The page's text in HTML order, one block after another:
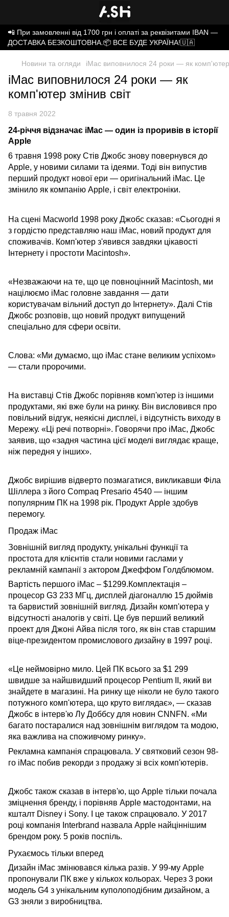
📲 При замовленні від 1700 грн і оплаті за реквізитами IBAN —
ДОСТАВКА БЕЗКОШТОВНА.📦 ВСЕ БУДЕ УКРАЇНА!🇺🇦
Новини та огляди iMac виповнилося 24 роки — як комп'ютер
iMac виповнилося 24 роки — як
комп'ютер змінив світ
8 травня 2022
24-річчя відзначає iMac — один із проривів в історії
Apple
6 травня 1998 року Стів Джобс знову повернувся до
Apple, у новими силами та ідеями. Тоді він випустив
перший продукт нової ери — оригінальний iMac. Це
змінило як компанію Apple, і світ електроніки.
На сцені Macworld 1998 року Джобс сказав: «Сьогодні я
з гордістю представляю наш iMac, новий продукт для
споживачів. Комп'ютер з'явився завдяки цікавості
Інтернету і простоти Macintosh».
«Незважаючи на те, що це повноцінний Macintosh, ми
націлюємо iMac головне завдання — дати
користувачам вільний доступ до Інтернету». Далі Стів
Джобс розповів, що новий продукт випущений
спеціально для сфери освіти.
Слова: «Ми думаємо, що iMac стане великим успіхом»
— стали пророчими.
На виставці Стів Джобс порівняв комп'ютер із іншими
продуктами, які вже були на ринку. Він висловився про
повільний відгук, неякісні дисплеї, і відсутність виходу в
Мережу. «Ці речі потворні». Говорячи про iMac, Джобс
заявив, що «задня частина цієї моделі виглядає краще,
ніж передня у інших».
Джобс вирішив відверто позмагатися, викликавши Філа
Шіллера з його Compaq Presario 4540 — іншим
популярним ПК на 1998 рік. Продукт Apple здобув
перемогу.
Продаж iMac
Зовнішній вигляд продукту, унікальні функції та
простота для клієнтів стали новими гаслами у
рекламній кампанії з актором Джеффом Голдблюмом.
Вартість першого iMac – $1299.Комплектація –
процесор G3 233 МГц, дисплей діагоналлю 15 дюймів
та барвистий зовнішній вигляд. Дизайн комп'ютера у
відсутності аналогів у світі. Це був перший великий
проект для Джоні Айва після того, як він став старшим
віце-президентом промислового дизайну в 1997 році.
«Це неймовірно мило. Цей ПК всього за $1 299
швидше за найшвидший процесор Pentium II, який ви
знайдете в магазині. На ринку ще ніколи не було такого
потужного комп'ютера, що круто виглядає», — сказав
Джобс в інтерв'ю Лу Доббсу для новин CNNFN. «Ми
багато постаралися над зовнішнім виглядом та модою,
яка важлива на споживчому ринку».
Рекламна кампанія спрацювала. У святковий сезон 98-
го iMac побив рекорди з продажу зі всіх комп'ютерів.
Джобс також сказав в інтерв'ю, що Apple тільки почала
зміцнення бренду, і порівняв Apple мастодонтами, на
кшталт Disney і Sony. І це також спрацювало. У 2017
році компанія Interbrand назвала Apple найціннішим
брендом року. 5 років поспіль.
Рухаємось тільки вперед
Дизайн iMac змінювався кілька разів. У 99-му Apple
пропонували ПК вже у кількох кольорах. Через 3 роки
модель G4 з унікальним куполоподібним дизайном, а
G3 зняли з виробництва.